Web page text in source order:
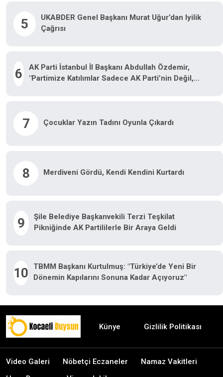
5
UKABDER Genel Başkanı Murat Uğur’dan Iyilik
Çağrısı
6
AK Parti İstanbul İl Başkanı Abdullah Özdemir,
"Partimize Katılımlar Sadece AK Parti’nin Değil,
7 Çocuklar Yazın Tadını Oyunla Çıkardı
8 Merdiveni Gördü, Kendi Kendini Kurtardı
9
Şile Belediye Başkanvekili Terzi Teşkilat
Pikniğinde AK Partililerle Bir Araya Geldi
10
TBMM Başkanı Kurtulmuş: "Türkiye’de Yeni Bir
Dönemin Kapılarını Sonuna Kadar Açıyoruz"
Künye Gizlilik Politikası
Video Galeri Nöbetçi Eczaneler
Namaz Vakitleri